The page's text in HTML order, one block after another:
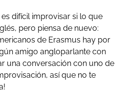
difícil improvisar si lo que
pero piensa de nuevo:
de Erasmus hay por
amigo angloparlante con
una conversación con uno de
así que no te